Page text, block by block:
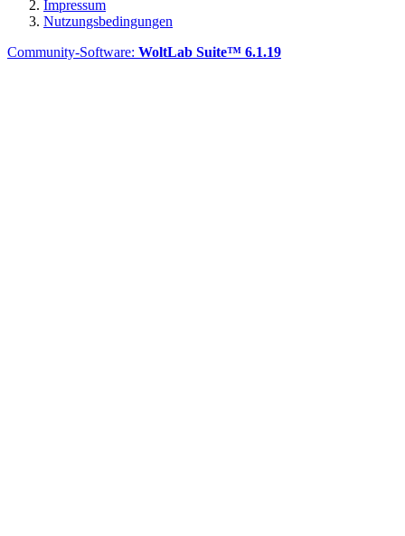
Impressum
Nutzungsbedingungen
Community-Software: WoltLab Suite™ 6.1.19